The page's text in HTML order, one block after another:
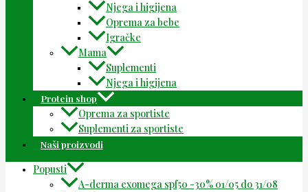
Njega i higijena
Oprema za bebe
Igračke
Mama
Suplementi
Njega i higijena
Protein shop
Oprema za sportiste
Suplementi za sportiste
Naši proizvodi
Popusti
A-derma exomega spf50 -30% 01/05 do 31/08